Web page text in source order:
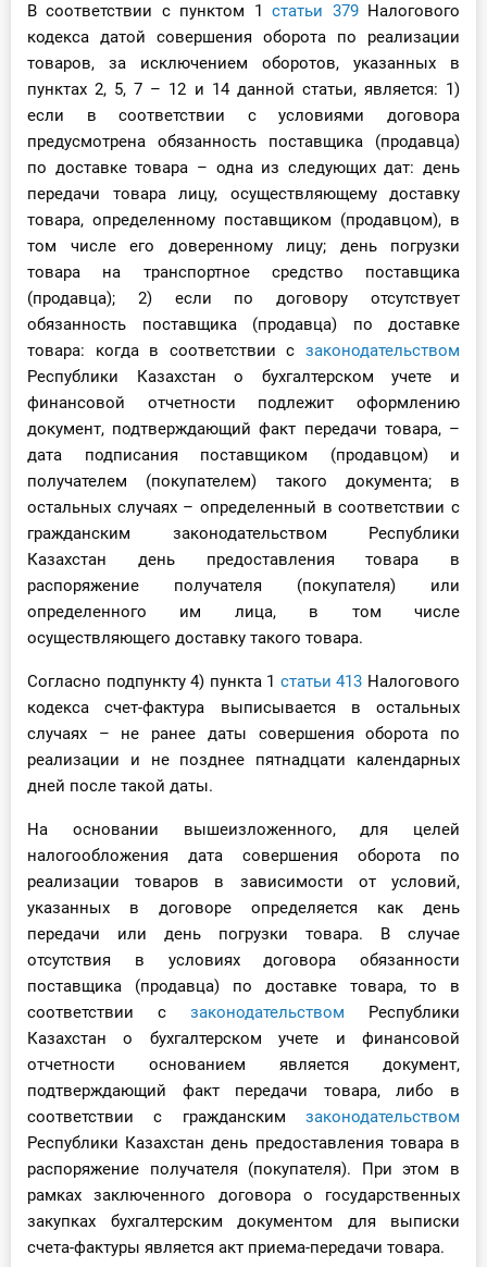
В соответствии с пунктом 1статьи 379Налогового
кодекса датой совершения оборота по реализации
товаров, за исключением оборотов, указанных в
пунктах 2, 5, 7 – 12 и 14 данной статьи, является: 1)
если в соответствии с условиями договора
предусмотрена обязанность поставщика (продавца)
по доставке товара – одна из следующих дат: день
передачи товара лицу, осуществляющему доставку
товара, определенному поставщиком (продавцом), в
том числе его доверенному лицу; день погрузки
товара на транспортное средство поставщика
(продавца); 2) если по договору отсутствует
обязанность поставщика (продавца) по доставке
товара: когда в соответствии с законодательством
Республики Казахстан о бухгалтерском учете и
финансовой отчетности подлежит оформлению
документ, подтверждающий факт передачи товара, –
дата подписания поставщиком (продавцом) и
получателем (покупателем) такого документа; в
остальных случаях – определенный в соответствии с
гражданским законодательством Республики
Казахстан день предоставления товара в
распоряжение получателя (покупателя) или
определенного им лица, в том числе
осуществляющего доставку такого товара.
Согласно подпункту 4) пункта 1 статьи 413 Налогового
кодекса счет-фактура выписывается в остальных
случаях – не ранее даты совершения оборота по
реализации и не позднее пятнадцати календарных
дней после такой даты.
На основании вышеизложенного, для целей
налогообложения дата совершения оборота по
реализации товаров в зависимости от условий,
указанных в договоре определяется как день
передачи или день погрузки товара. В случае
отсутствия в условиях договора обязанности
поставщика (продавца) по доставке товара, то в
соответствии с законодательством Республики
Казахстан о бухгалтерском учете и финансовой
отчетности основанием является документ,
подтверждающий факт передачи товара, либо в
соответствии с гражданским законодательством
Республики Казахстан день предоставления товара в
распоряжение получателя (покупателя). При этом в
рамках заключенного договора о государственных
закупках бухгалтерским документом для выписки
счета-фактуры является акт приема-передачи товара.